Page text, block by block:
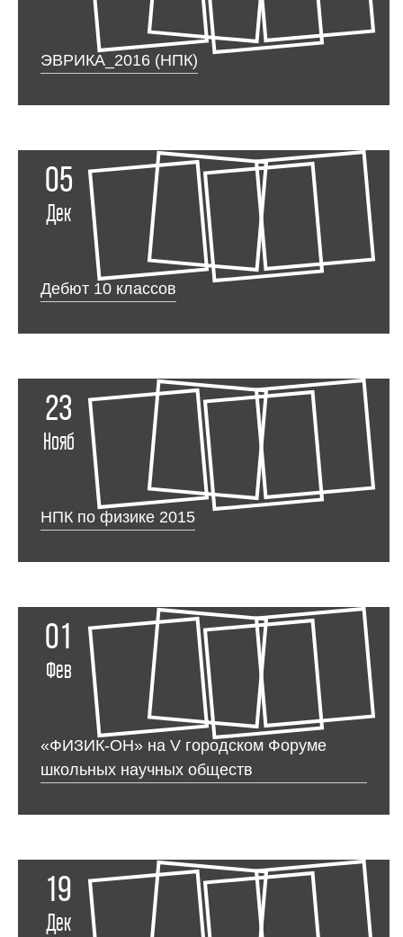
ЭВРИКА_2016 (НПК)
05
Дек
Дебют 10 классов
23
Нояб
НПК по физике 2015
01
Фев
«ФИЗИК-ОН» на V городском Форуме
школьных научных обществ
19
Дек